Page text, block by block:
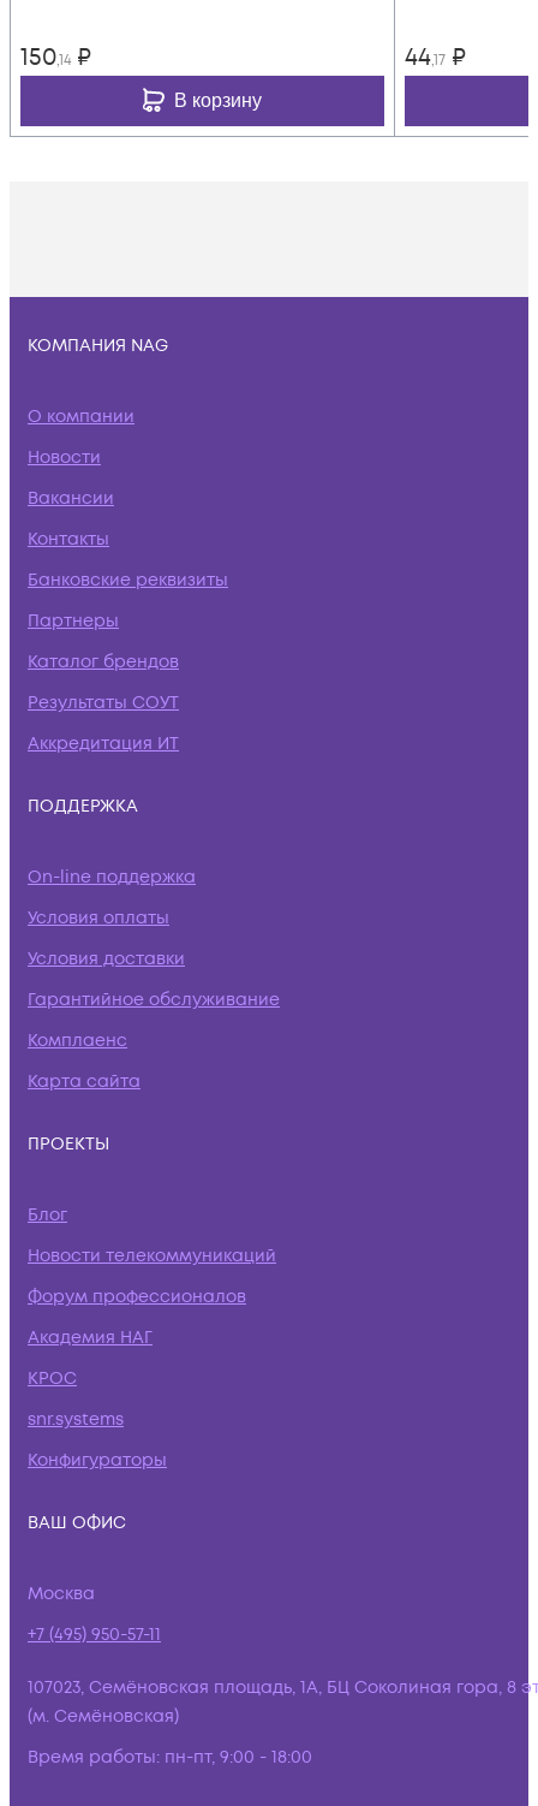
150,14 ₽
В корзину
44,17 ₽
КОМПАНИЯ NAG
О компании
Новости
Вакансии
Контакты
Банковские реквизиты
Партнеры
Каталог брендов
Результаты СОУТ
Аккредитация ИТ
ПОДДЕРЖКА
On-line поддержка
Условия оплаты
Условия доставки
Гарантийное обслуживание
Комплаенс
Карта сайта
ПРОЕКТЫ
Блог
Новости телекоммуникаций
Форум профессионалов
Академия НАГ
КРОС
snr.systems
Конфигураторы
ВАШ ОФИС
Москва
+7 (495) 950-57-11
107023, Семёновская площадь, 1А, БЦ Соколиная гора, 8
(м. Семёновская)
Время работы: пн-пт, 9:00 - 18:00